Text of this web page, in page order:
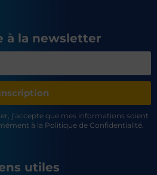
à la newsletter
j’accepte que mes informations soient
à la Politique de Confidentialité.
utiles